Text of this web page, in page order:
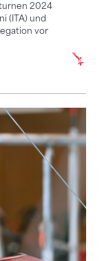
2024
(ITA) und
vor
TikTok und